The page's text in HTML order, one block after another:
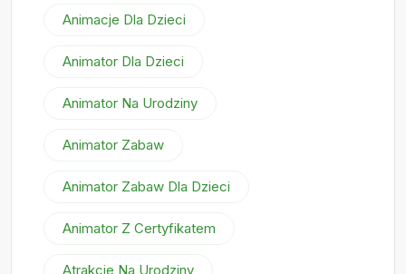
Animacje Dla Dzieci
Animator Dla Dzieci
Animator Na Urodziny
Animator Zabaw
Animator Zabaw Dla Dzieci
Animator Z Certyfikatem
Atrakcje Na Urodziny